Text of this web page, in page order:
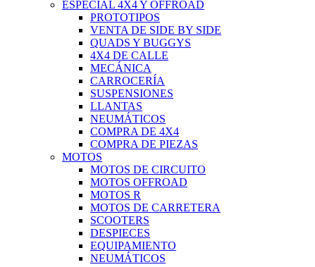
ESPECIAL 4X4 Y OFFROAD
PROTOTIPOS
VENTA DE SIDE BY SIDE
QUADS Y BUGGYS
4X4 DE CALLE
MECÁNICA
CARROCERÍA
SUSPENSIONES
LLANTAS
NEUMÁTICOS
COMPRA DE 4X4
COMPRA DE PIEZAS
MOTOS
MOTOS DE CIRCUITO
MOTOS OFFROAD
MOTOS R
MOTOS DE CARRETERA
SCOOTERS
DESPIECES
EQUIPAMIENTO
NEUMÁTICOS